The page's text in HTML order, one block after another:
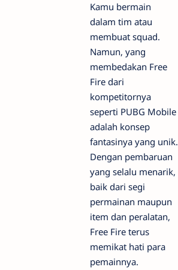
Kamu bermain
dalam tim atau
membuat squad.
Namun, yang
membedakan Free
Fire dari
kompetitornya
seperti PUBG Mobile
adalah konsep
fantasinya yang unik.
Dengan pembaruan
yang selalu menarik,
baik dari segi
permainan maupun
item dan peralatan,
Free Fire terus
memikat hati para
pemainnya.